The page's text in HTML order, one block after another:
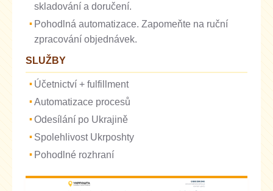
skladování a doručení.
Pohodlná automatizace. Zapomeňte na ruční
zpracování objednávek.
SLUŽBY
Účetnictví + fulfillment
Automatizace procesů
Odesílání po Ukrajině
Spolehlivost Ukrposhty
Pohodlné rozhraní